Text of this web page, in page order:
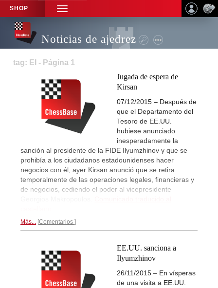
SHOP
TOGGLE
NAVIGATION
Noticias de ajedrez
tag: EI - Página 1
Jugada de espera de
Kirsan
07/12/2015 – Después de
que el Departamento del
Tesoro de EE.UU.
hubiese anunciado
inesperadamente la
sanción al presidente de la FIDE Ilyumzhinov y que se
prohibía a los ciudadanos estadounidenses hacer
negocios con él, ayer Kirsan anunció que se retira
temporalmente de las operaciones legales, financieras y
de negocios, cediendo el poder al vicepresidente
Más... Comentarios
EE.UU. sanciona a
Ilyumzhinov
26/11/2015 – En vísperas
de una visita a EE.UU.